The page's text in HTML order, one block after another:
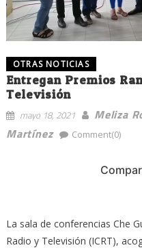
OTRAS NOTICIAS
Entregan Premios
Televisión
mayo 18, 2021
Meliza
Martínez
Comment(0)
La sala de conferencias Che
Radio y Televisión (ICRT),